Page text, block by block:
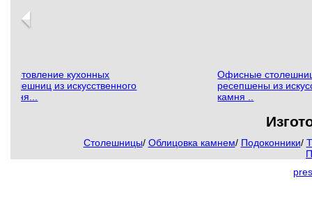
Изготовление кухонных
столешниц из искусственного
камня...
Офисные
ресепшены из
камня ..
Столешницы/ Облицовка камнем/ Подоконники/